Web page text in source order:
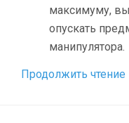
максимуму,
опускать
манипулятора.
Продолжить чтение